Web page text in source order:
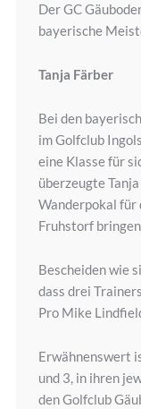
Der GC
bayerische
Tanja Färber
Bei den
im Golfclub
eine Klasse für
überzeugte
Wanderpokal für
Fruhstorf
Bescheiden wie
dass drei
Pro Mike
Erwähnenswert
und 3, in ihren
den Golfclub